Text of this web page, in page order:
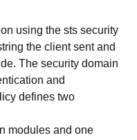
using the sts security
the client sent and
The security domain
and
defines two
modules and one